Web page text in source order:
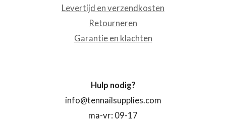
Levertijd en verzendkosten
Retourneren
Garantie en klachten
Hulp nodig?
info@tennailsupplies.com
ma-vr: 09-17